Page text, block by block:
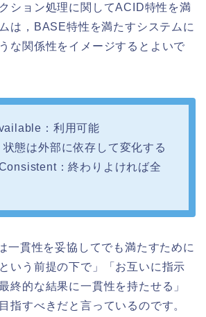
ション処理に関してACID特性を満
は，BASE特性を満たすシステムに
な関係性をイメージするとよいで
：利用可能
態は外部に依存して変化する
：終わりよければ全
一貫性を妥協してでも満たすために
いう前提の下で」「お互いに指示
終的な結果に一貫性を持たせる」
指すべきだと言っているのです。